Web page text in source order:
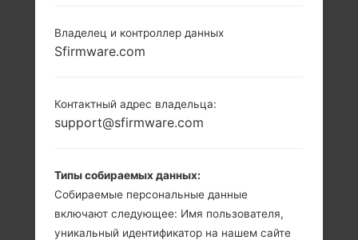
Владелец и контроллер данных
Sfirmware.com
Контактный адрес владельца:
support@sfirmware.com
Типы собираемых данных:
Собираемые персональные данные
включают следующее: Имя пользователя,
уникальный идентификатор на нашем сайте